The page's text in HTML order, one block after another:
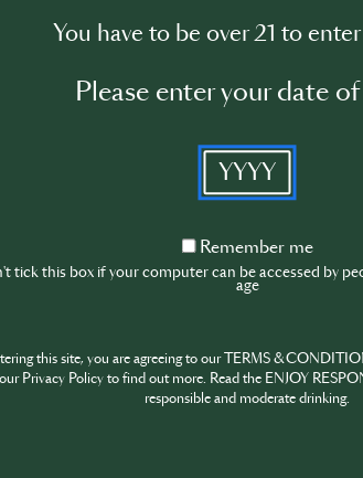
Stationen u.a. im
Verres“ ist er nun bei
zuständig, die er als
leitet. Damit hat er einen
selten gibt, am ehesten
Hotelketten vergleichbar.
Wie sieht seine Arbeit
Barchef? Welche
Thema Bars herangeht -
sich Restaurant-Bars,
Londons Gastronomie
hat er für alle, die auch
Viele Fragen und viele
einstündigen Gespräch,
You have to be over 21 to
Please enter your date
YYYY
Remember
Remember me
tick this box if your computer can be accessed by
age
this site, you are agreeing to our TERMS &
our Privacy Policy to find out more. Read the ENJOY
responsible and moderate drinking.